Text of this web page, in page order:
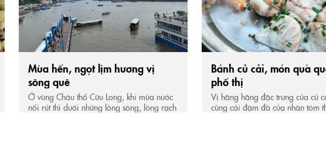
Mùa hến, ngọt lịm hương vị
sông quê
Ở vùng Châu thổ Cữu Long, khi mùa nước
nổi rút thì dưới những lòng sông, lòng rạch
Bánh củ cải, món quà
phố thị
Vị hăng hăng đặc trưng của củ
cùng cái đậm đà của nhân tôm